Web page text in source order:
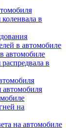
в
в автомобиле
автомобиле
в
автомобиля
на
на автомобиле